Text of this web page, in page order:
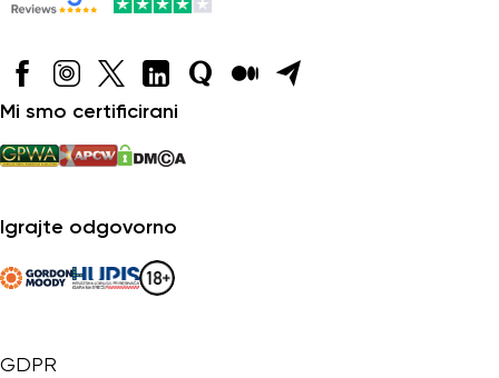
Mi smo certificirani
Igrajte odgovorno
GDPR